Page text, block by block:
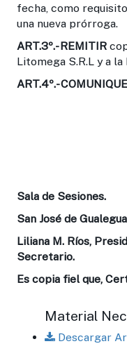
fecha, como
una nueva prórroga.
ART.3º.- REMITIR
Litomega S.R.L y a
ART.4º.-
Sala de Sesiones.
San José de
Liliana M. Ríos,
Secretario.
Es copia fiel que,
Material
Descargar